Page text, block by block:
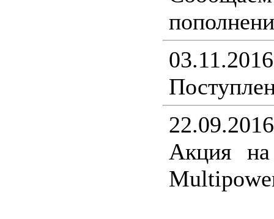
03.11.2016
22.09.2016
Акция